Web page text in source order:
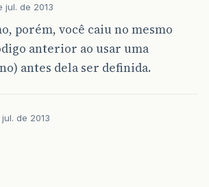
return
else
System. out. printf("Mes invalido
return
1;
jul. de 2013
porém, você caiu no mesmo
anterior ao usar uma
antes dela ser definida.
jul. de 2013